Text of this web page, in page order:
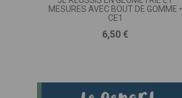
MESURES AVEC BOUT DE GOMME •
CE1
Prix
6,50 €